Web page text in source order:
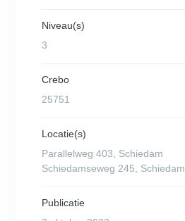
Niveau(s)
3
Crebo
25751
Locatie(s)
Parallelweg 403, Schiedam
Schiedamseweg 245, Schiedam
Publicatie